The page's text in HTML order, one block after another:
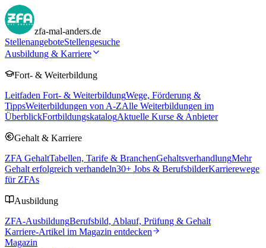
zfa-mal-anders.de
StellenangeboteStellengesuche
Ausbildung & Karriere
Fort- & Weiterbildung
Leitfaden Fort- & WeiterbildungWege, Förderung &
TippsWeiterbildungen von A-ZAlle Weiterbildungen im
ÜberblickFortbildungskatalogAktuelle Kurse & Anbieter
Gehalt & Karriere
ZFA GehaltTabellen, Tarife & BranchenGehaltsverhandlungMehr
Gehalt erfolgreich verhandeln30+ Jobs & BerufsbilderKarrierewege
für ZFAs
Ausbildung
ZFA-AusbildungBerufsbild, Ablauf, Prüfung & Gehalt
Karriere-Artikel im Magazin entdecken
Magazin